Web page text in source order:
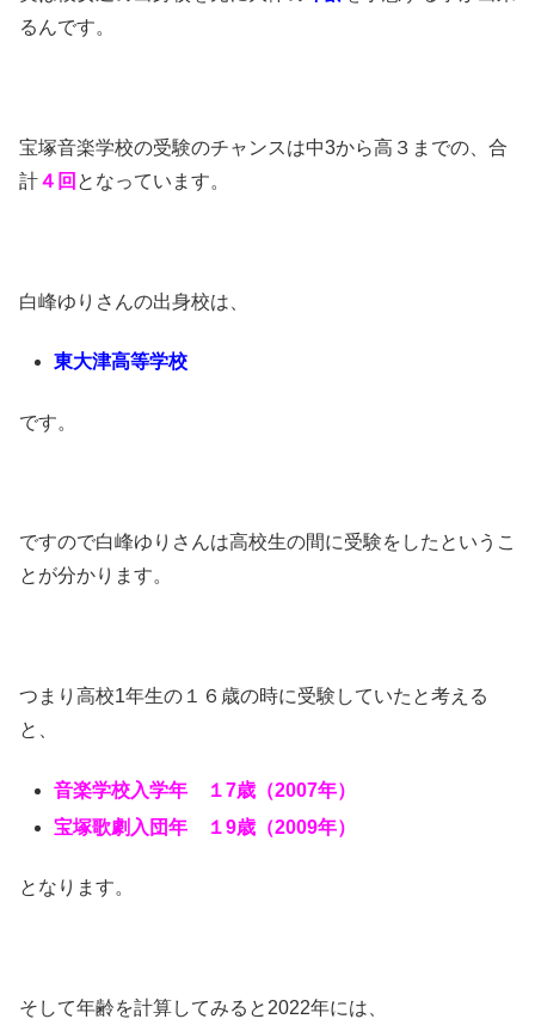
るんです。
宝塚音楽学校の受験のチャンスは中3から高３までの、合
計４回 となっています。
白峰ゆりさんの出身校は、
東大津高等学校
です。
ですので白峰ゆりさんは高校生の間に受験をしたというこ
とが分かります。
つまり高校1年生の１６歳の時に受験していたと考える
と、
音楽学校入学年 １7歳（2007年）
宝塚歌劇入団年 １9歳（2009年）
となります。
そして年齢を計算してみると2022年には、